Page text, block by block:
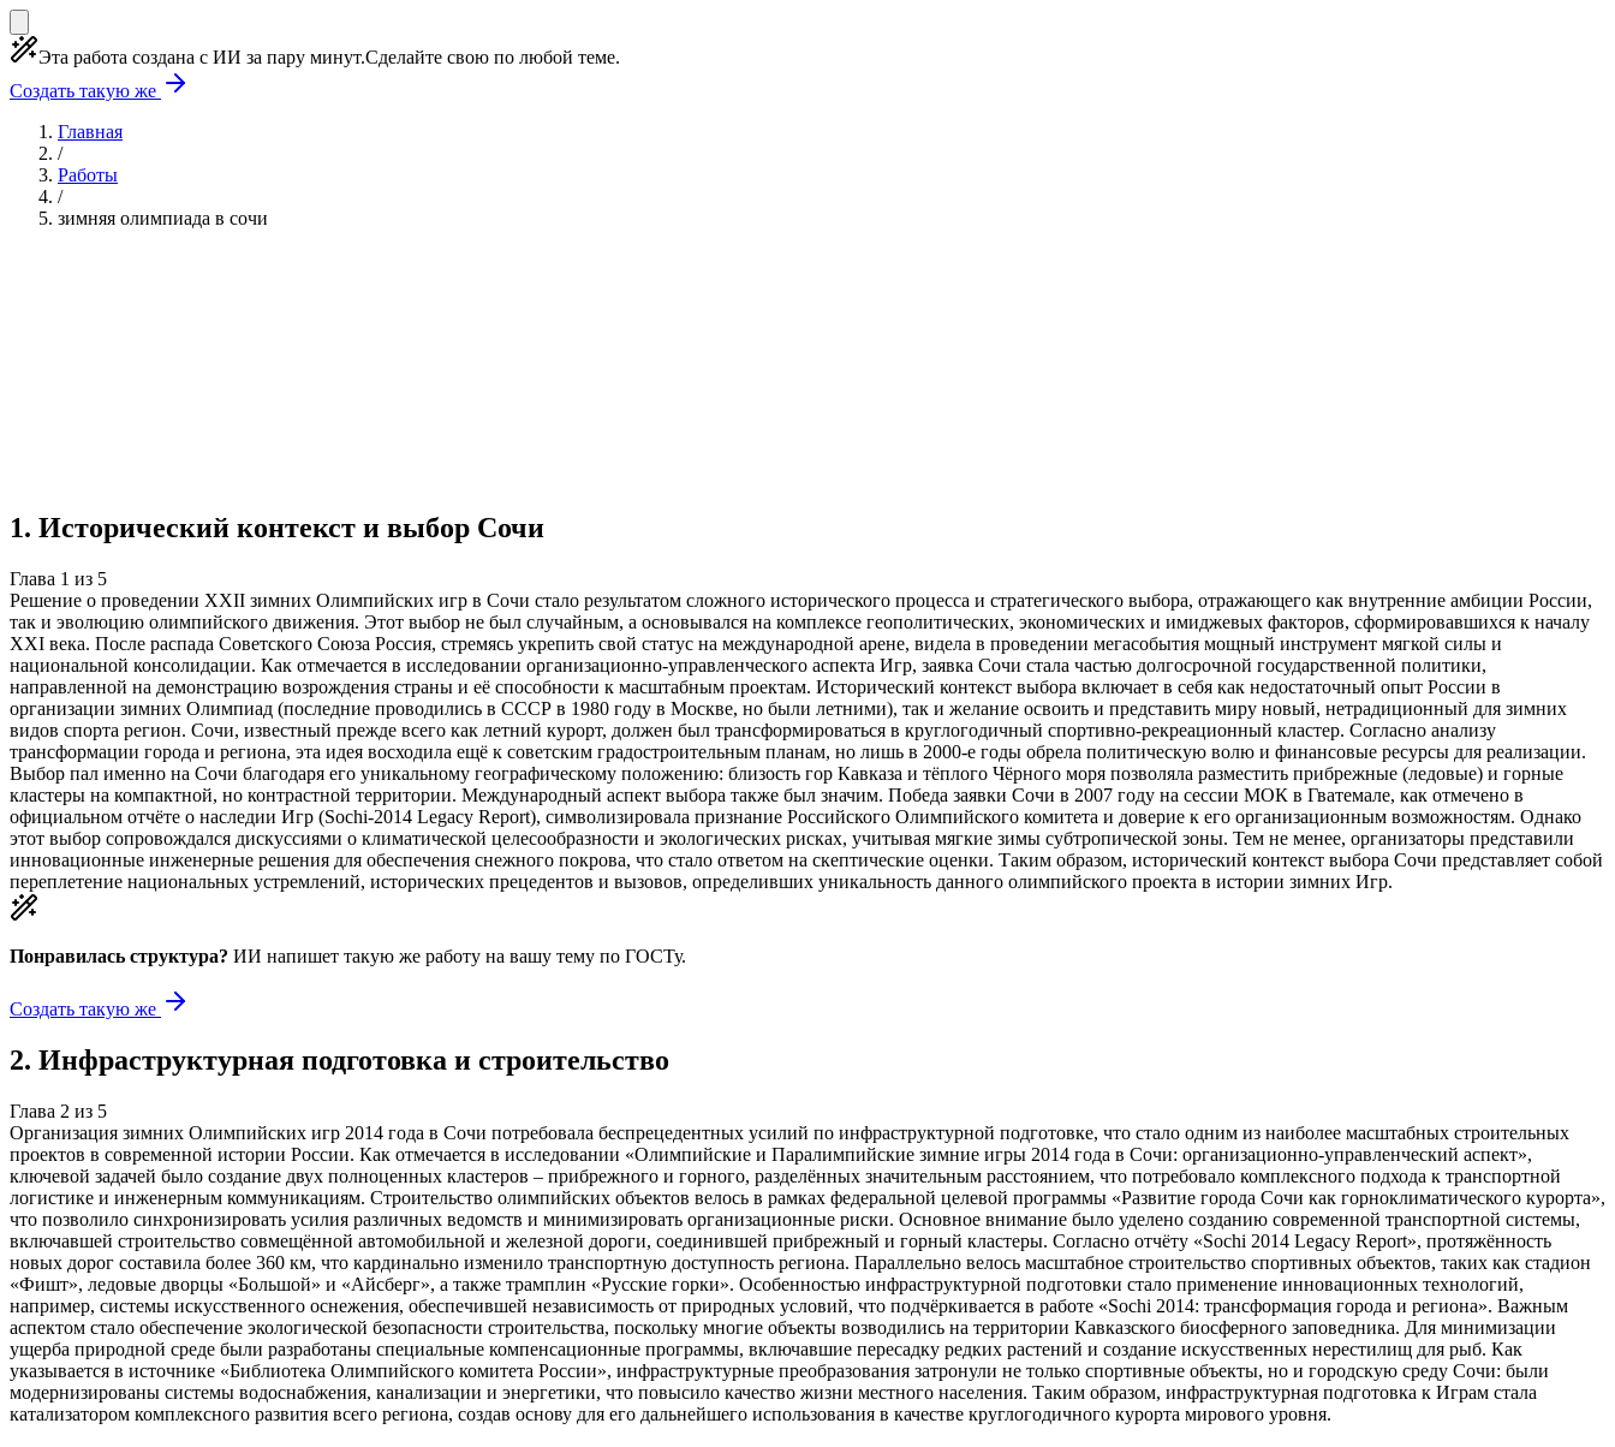
Эта работа создана с ИИ за пару минут.Сделайте свою по любой теме.
Создать такую же
Главная
/
Работы
/
зимняя олимпиада в сочи
1. Исторический контекст и выбор Сочи
Глава 1 из 5
Решение о проведении XXII зимних Олимпийских игр в Сочи стало результатом сложного исторического процесса и стратегического выбора, отражающего как внутренние амбиции России,
так и эволюцию олимпийского движения. Этот выбор не был случайным, а основывался на комплексе геополитических, экономических и имиджевых факторов, сформировавшихся к началу
XXI века. После распада Советского Союза Россия, стремясь укрепить свой статус на международной арене, видела в проведении мегасобытия мощный инструмент мягкой силы и
национальной консолидации. Как отмечается в исследовании организационно-управленческого аспекта Игр, заявка Сочи стала частью долгосрочной государственной политики,
направленной на демонстрацию возрождения страны и её способности к масштабным проектам. Исторический контекст выбора включает в себя как недостаточный опыт России в
организации зимних Олимпиад (последние проводились в СССР в 1980 году в Москве, но были летними), так и желание освоить и представить миру новый, нетрадиционный для зимних
видов спорта регион. Сочи, известный прежде всего как летний курорт, должен был трансформироваться в круглогодичный спортивно-рекреационный кластер. Согласно анализу
трансформации города и региона, эта идея восходила ещё к советским градостроительным планам, но лишь в 2000-е годы обрела политическую волю и финансовые ресурсы для реализации.
Выбор пал именно на Сочи благодаря его уникальному географическому положению: близость гор Кавказа и тёплого Чёрного моря позволяла разместить прибрежные (ледовые) и горные
кластеры на компактной, но контрастной территории. Международный аспект выбора также был значим. Победа заявки Сочи в 2007 году на сессии МОК в Гватемале, как отмечено в
официальном отчёте о наследии Игр (Sochi-2014 Legacy Report), символизировала признание Российского Олимпийского комитета и доверие к его организационным возможностям. Однако
этот выбор сопровождался дискуссиями о климатической целесообразности и экологических рисках, учитывая мягкие зимы субтропической зоны. Тем не менее, организаторы представили
инновационные инженерные решения для обеспечения снежного покрова, что стало ответом на скептические оценки. Таким образом, исторический контекст выбора Сочи представляет собой
переплетение национальных устремлений, исторических прецедентов и вызовов, определивших уникальность данного олимпийского проекта в истории зимних Игр.
Понравилась структура? ИИ напишет такую же работу на вашу тему по ГОСТу.
Создать такую же
2. Инфраструктурная подготовка и строительство
Глава 2 из 5
Организация зимних Олимпийских игр 2014 года в Сочи потребовала беспрецедентных усилий по инфраструктурной подготовке, что стало одним из наиболее масштабных строительных
проектов в современной истории России. Как отмечается в исследовании «Олимпийские и Паралимпийские зимние игры 2014 года в Сочи: организационно-управленческий аспект»,
ключевой задачей было создание двух полноценных кластеров – прибрежного и горного, разделённых значительным расстоянием, что потребовало комплексного подхода к транспортной
логистике и инженерным коммуникациям. Строительство олимпийских объектов велось в рамках федеральной целевой программы «Развитие города Сочи как горноклиматического курорта»,
что позволило синхронизировать усилия различных ведомств и минимизировать организационные риски. Основное внимание было уделено созданию современной транспортной системы,
включавшей строительство совмещённой автомобильной и железной дороги, соединившей прибрежный и горный кластеры. Согласно отчёту «Sochi 2014 Legacy Report», протяжённость
новых дорог составила более 360 км, что кардинально изменило транспортную доступность региона. Параллельно велось масштабное строительство спортивных объектов, таких как стадион
«Фишт», ледовые дворцы «Большой» и «Айсберг», а также трамплин «Русские горки». Особенностью инфраструктурной подготовки стало применение инновационных технологий,
например, системы искусственного оснежения, обеспечившей независимость от природных условий, что подчёркивается в работе «Sochi 2014: трансформация города и региона». Важным
аспектом стало обеспечение экологической безопасности строительства, поскольку многие объекты возводились на территории Кавказского биосферного заповедника. Для минимизации
ущерба природной среде были разработаны специальные компенсационные программы, включавшие пересадку редких растений и создание искусственных нерестилищ для рыб. Как
указывается в источнике «Библиотека Олимпийского комитета России», инфраструктурные преобразования затронули не только спортивные объекты, но и городскую среду Сочи: были
модернизированы системы водоснабжения, канализации и энергетики, что повысило качество жизни местного населения. Таким образом, инфраструктурная подготовка к Играм стала
катализатором комплексного развития всего региона, создав основу для его дальнейшего использования в качестве круглогодичного курорта мирового уровня.